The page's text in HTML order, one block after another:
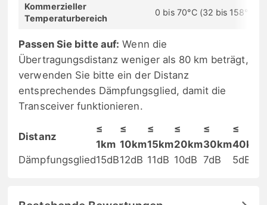
Kommerzieller
Temperaturbereich
0 bis 70°C (32 bis 158°F)
Passen Sie bitte auf: Wenn die
Übertragungsdistanz weniger als 80 km beträgt,
verwenden Sie bitte ein der Distanz
entsprechendes Dämpfungsglied, damit die
Transceiver funktionieren.
Distanz
≤
1km
≤
10km
≤
15km
≤
20km
≤
30km
≤
40km
Dämpfungsglied15dB12dB 11dB 10dB 7dB 5dB